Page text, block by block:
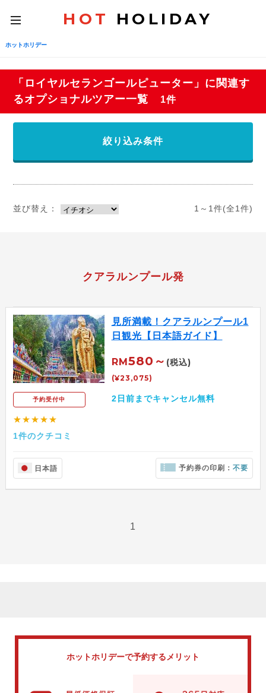
toggle
navigation
HOT HOLIDAY
ホットホリデー
「ロイヤルセランゴールピューター」に関連す
るオプショナルツアー一覧
1件
絞り込み条件
並び替え： 1～1件(全1件)
クアラルンプール発
予約受付中
★★★★★
1件のクチコミ
見所満載！クアラルンプール1
日観光【日本語ガイド】
RM 580～ (税込)
(¥23,075)
2日前までキャンセル無料
日本語 予約券の印刷：不要
1
ホットホリデーで予約するメリット